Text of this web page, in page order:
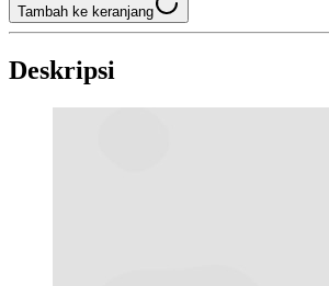
Tambah ke keranjang
Deskripsi